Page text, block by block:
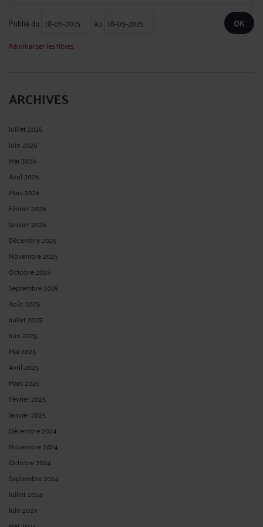
Portée d'une expertise amiable Cour de cassation - Chambre civile 1 N° de
pourvoi : 22-21.949 ECLI:FR:CCASS:2025:C100031 Non publié au bulletin Solution
CONTIENT UN DESCRIPTIF SOMMAIRE DU PATRIMOINE À
PARTAGER ET PRÉCISE LES INTENTIONS DU DEMANDEUR QUANT
À LA RÉPARTITION DES BIENS
ParAlbert CASTON
A peine d'irrecevabilité, l'assignation en partage contient un descriptif sommaire
du patrimoine à partager et précise les intentions du demandeur quant à la
répartition des biens Cour de cassation - Chambre civile 1 N° de pourvoi : 22-
22.755 ECLI:FR:CCASS:2025:C100033 Non publié au bulletin Solution ...
L'ACTION EN GARANTIE DES VICES CACHÉS DOIT ÊTRE EXERCÉE
DANS LES DEUX ANS À COMPTER DE LA DÉCOUVERTE DU VICE
ParAlbert CASTON